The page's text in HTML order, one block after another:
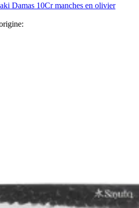
Damas 10Cr manches en olivier